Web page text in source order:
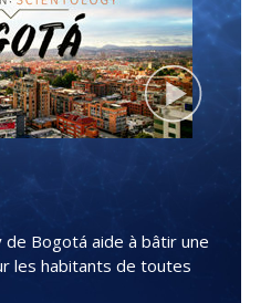
de Bogotá aide à bâtir une
les habitants de toutes